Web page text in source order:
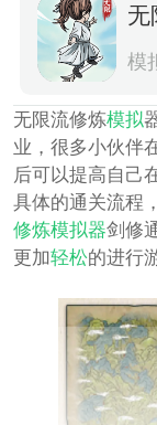
无
模
无限流修炼模拟
业，很多小伙伴
后可以提高自己
具体的通关流程
修炼模拟器剑修
更加轻松的进行